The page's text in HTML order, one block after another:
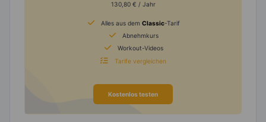
130,80 € / Jahr
Alles aus dem Classic-Tarif
Abnehmkurs
Workout-Videos
Tarife vergleichen
Kostenlos testen